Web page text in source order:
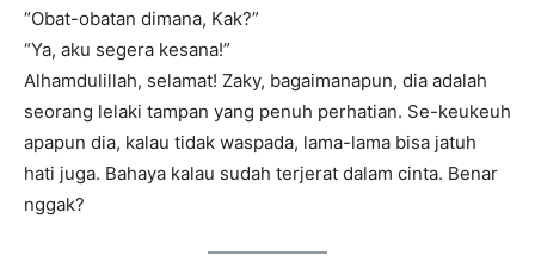
“Obat-obatan dimana, Kak?”
“Ya, aku segera kesana!”
Alhamdulillah, selamat! Zaky, bagaimanapun, dia adalah
seorang lelaki tampan yang penuh perhatian. Se-keukeuh
apapun dia, kalau tidak waspada, lama-lama bisa jatuh
hati juga. Bahaya kalau sudah terjerat dalam cinta. Benar
nggak?